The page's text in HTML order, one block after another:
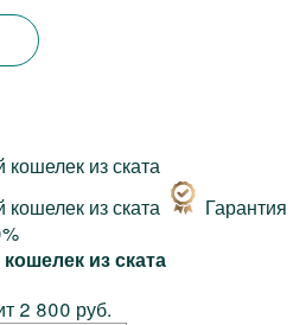
Гарантия
из ската
2 800 руб.